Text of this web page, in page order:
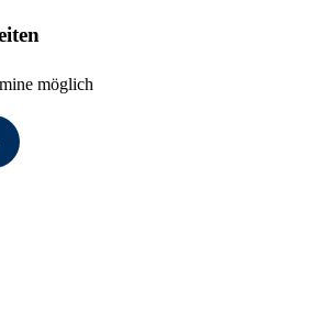
möglich